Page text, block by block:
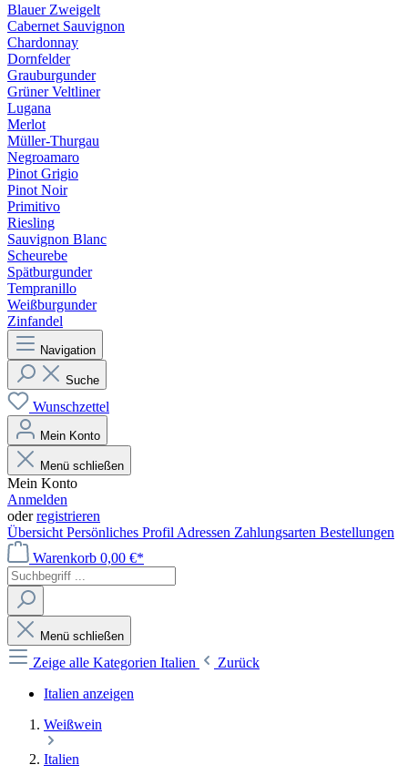
Blauer Zweigelt
Cabernet Sauvignon
Chardonnay
Dornfelder
Grauburgunder
Grüner Veltliner
Lugana
Merlot
Müller-Thurgau
Negroamaro
Pinot Grigio
Pinot Noir
Primitivo
Riesling
Sauvignon Blanc
Scheurebe
Spätburgunder
Tempranillo
Weißburgunder
Zinfandel
Navigation
Suche
Wunschzettel
Mein Konto
Menü schließen
Mein Konto
Anmelden
oderregistrieren
Übersicht Persönliches Profil Adressen Zahlungsarten Bestellungen
Warenkorb 0,00 €*
Menü schließen
Zeige alle Kategorien Italien
Zurück
Italien anzeigen
Weißwein
Italien